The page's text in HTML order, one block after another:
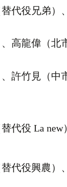
代役兄弟）
高龍偉（北
許竹見（中
代役 La new
代役興農）